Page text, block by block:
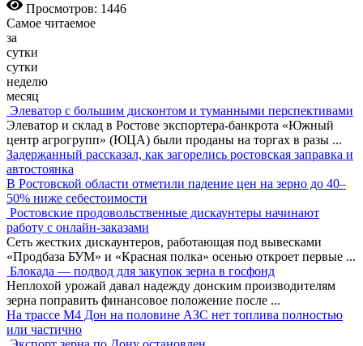
Просмотров: 1446
Самое читаемое
за
сутки
сутки
неделю
месяц
Элеватор с большим дисконтом и туманными перспективами
Элеватор и склад в Ростове экспортера-банкрота «Южный
центр агрогрупп» (ЮЦА) были проданы на торгах в разы ...
Задержанный рассказал, как загорелись ростовская заправка и
автостоянка
В Ростовской области отметили падение цен на зерно до 40–
50% ниже себестоимости
Ростовские продовольственные дискаунтеры начинают
работу с онлайн-заказами
Сеть жестких дискаунтеров, работающая под вывесками
«Продбаза БУМ» и «Красная полка» осенью откроет первые ...
Блокада — подвод для закупок зерна в госфонд
Неплохой урожай давал надежду донским производителям
зерна поправить финансовое положение после ...
На трассе М4 Дон на половине АЗС нет топлива полностью
или частично